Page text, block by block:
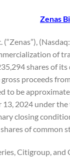
Zenas
(“Zenas”),
of
shares of
gross proceeds
to be
2024 under
closing
of common
Citigroup,